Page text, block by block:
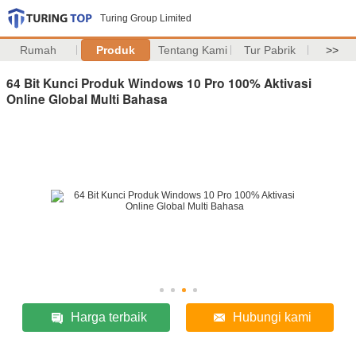
Turing Group Limited
Rumah Produk Tentang Kami Tur Pabrik >>
64 Bit Kunci Produk Windows 10 Pro 100% Aktivasi
Online Global Multi Bahasa
Harga terbaik Hubungi kami